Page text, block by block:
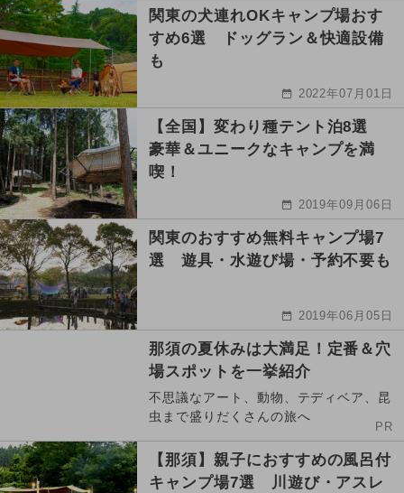
関東の犬連れOKキャンプ場おす
すめ6選 ドッグラン＆快適設備
も
2022年07月01日
【全国】変わり種テント泊8選
豪華＆ユニークなキャンプを満
喫！
2019年09月06日
関東のおすすめ無料キャンプ場7
選 遊具・水遊び場・予約不要も
2019年06月05日
那須の夏休みは大満足！定番＆穴
場スポットを一挙紹介
不思議なアート、動物、テディベア、昆
虫まで盛りだくさんの旅へ
PR
【那須】親子におすすめの風呂付
キャンプ場7選 川遊び・アスレ